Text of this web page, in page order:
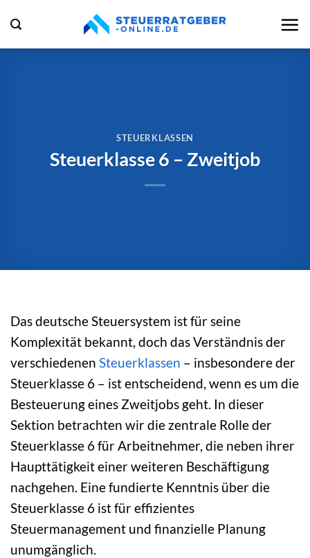
Inhalt
springen
STEUERKLASSEN
Steuerklasse 6 – Zweitjob
Das deutsche Steuersystem ist für seine
Komplexität bekannt, doch das Verständnis der
verschiedenen Steuerklassen – insbesondere der
Steuerklasse 6 – ist entscheidend, wenn es um die
Besteuerung eines Zweitjobs geht. In dieser
Sektion betrachten wir die zentrale Rolle der
Steuerklasse 6 für Arbeitnehmer, die neben ihrer
Haupttätigkeit einer weiteren Beschäftigung
nachgehen. Eine fundierte Kenntnis über die
Steuerklasse 6 ist für effizientes
Steuermanagement und finanzielle Planung
unumgänglich.